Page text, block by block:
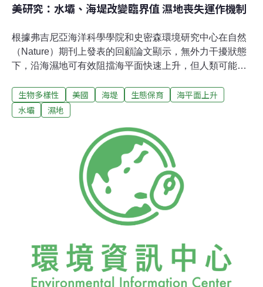
美研究：水壩、海堤改變臨界值 濕地喪失運作機制
根據弗吉尼亞海洋科學學院和史密森環境研究中心在自然
（Nature）期刊上發表的回顧論文顯示，無外力干擾狀態
下，沿海濕地可有效阻擋海平面快速上升，但人類可能破
水和風暴時的緩衝，及淨化並過濾污染物的能力方面提供
了保障，但這個保障在未來可能消失不見。此論文的作者
Megonigal）表示，水壩和海堤等人工建築正破壞大自然
的機制。「在一個更自然的世界裡，我們不用擔心沼澤能
否在現今海平面上升的速度裡生存。」維吉尼亞海洋科學
學院地質學家，該研究報告的主要作者科萬說。濕地有多
種方法自行提升高度，以防止被淹沒。在地表上，漲潮是
最大的助力之一。在漲潮時刻，沼澤氾濫，來自海水中泥
沙的礦物變成地上新土壤。這是面對今日威脅最便利的回
此快速獲得土壤
生物多樣性 美國 海堤 生態保育
海平面上升
水壩
濕地